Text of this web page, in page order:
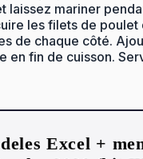
laissez mariner
les filets de poulet
de chaque côté.
en fin de cuisson.
Excel +